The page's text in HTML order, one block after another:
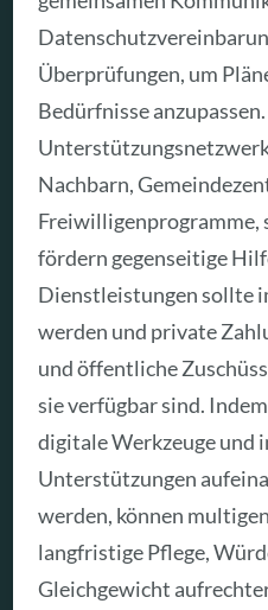
Überprüfungen, um
Bedürfnisse anzupassen.
Nachbarn,
Freiwilligenprogramme,
fördern gegenseitige
Dienstleistungen sollte
werden und private
und öffentliche
sie verfügbar sind.
digitale Werkzeuge
Unterstützungen
werden, können
langfristige Pflege,
Gleichgewicht